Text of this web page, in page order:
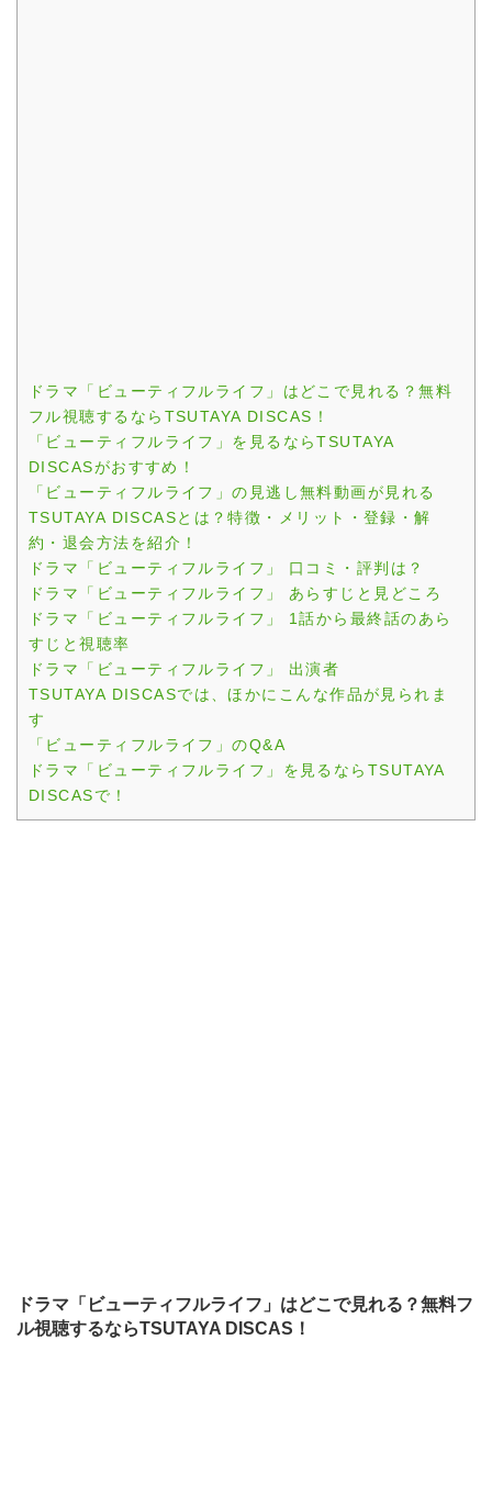
ドラマ「ビューティフルライフ」はどこで見れる？無料
フル視聴するならTSUTAYA DISCAS！
「ビューティフルライフ」を見るならTSUTAYA
DISCASがおすすめ！
「ビューティフルライフ」の見逃し無料動画が見れる
TSUTAYA DISCASとは？特徴・メリット・登録・解
約・退会方法を紹介！
ドラマ「ビューティフルライフ」 口コミ・評判は？
ドラマ「ビューティフルライフ」 あらすじと見どころ
ドラマ「ビューティフルライフ」 1話から最終話のあら
すじと視聴率
ドラマ「ビューティフルライフ」 出演者
TSUTAYA DISCASでは、ほかにこんな作品が見られま
す
「ビューティフルライフ」のQ&A
ドラマ「ビューティフルライフ」を見るならTSUTAYA
DISCASで！
ドラマ「ビューティフルライフ」はどこで見れる？無料フ
ル視聴するならTSUTAYA DISCAS！